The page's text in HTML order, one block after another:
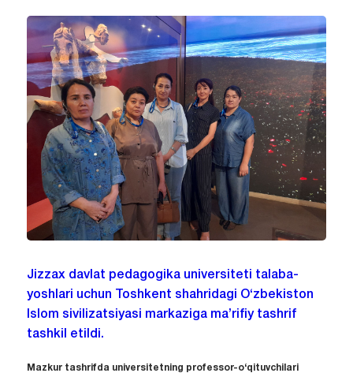
Jizzax davlat pedagogika universiteti talaba-
yoshlari uchun Toshkent shahridagi O‘zbekiston
Islom sivilizatsiyasi markaziga ma’rifiy tashrif
tashkil etildi.
Mazkur tashrifda universitetning professor-o‘qituvchilari